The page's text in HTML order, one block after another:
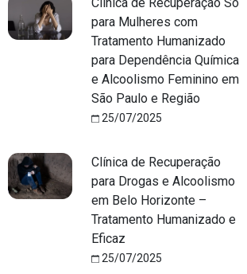
para Mulheres com
Tratamento Humanizado
para Dependência Química
e Alcoolismo Feminino em
São Paulo e Região
25/07/2025
Clínica de Recuperação
para Drogas e Alcoolismo
em Belo Horizonte –
Tratamento Humanizado e
Eficaz
25/07/2025